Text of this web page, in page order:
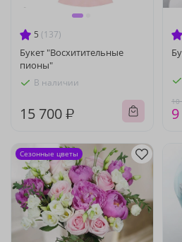
5 (137)
Букет "Восхитительные
пионы"
В наличии
15 700 ₽
10
Сезонные цветы